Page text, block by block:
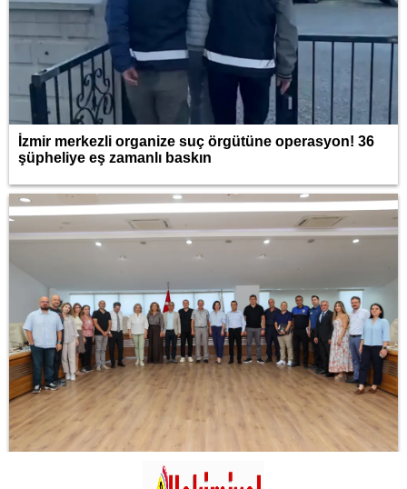
İzmir merkezli organize suç örgütüne operasyon! 36
şüpheliye eş zamanlı baskın
İzmir Karabağlar’da sahipsiz atık alarmı!